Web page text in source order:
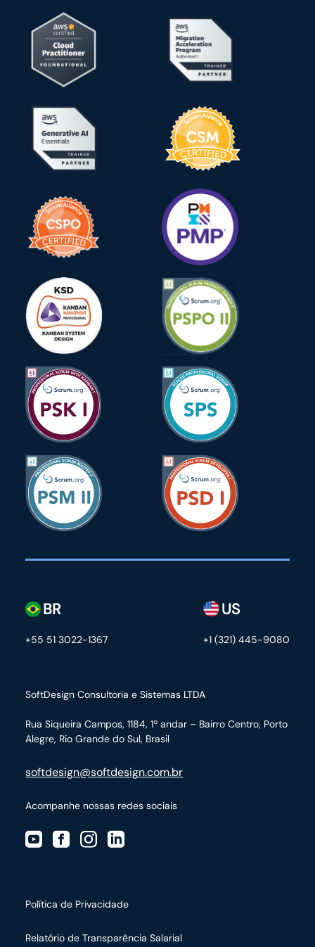
SoftDesign Consultoria e Sistemas LTDA
Rua Siqueira Campos, 1184, 1º andar – Bairro Centro, Porto
Alegre, Rio Grande do Sul, Brasil
softdesign@softdesign.com.br
BR
+55 51 3022-1367
US
+1 (321) 445-9080
Acompanhe nossas redes sociais
Política de Privacidade
Relatório de Transparência Salarial